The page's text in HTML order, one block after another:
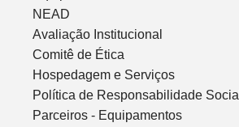
NEAD
Avaliação Institucional
Comitê de Ética
Hospedagem e Serviços
Política de Responsabilidade Social
Parceiros - Equipamentos